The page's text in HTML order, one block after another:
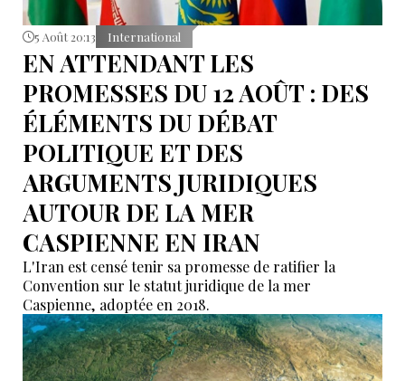
5 Août 20:13 International
EN ATTENDANT LES
PROMESSES DU 12 AOÛT : DES
ÉLÉMENTS DU DÉBAT
POLITIQUE ET DES
ARGUMENTS JURIDIQUES
AUTOUR DE LA MER
CASPIENNE EN IRAN
L'Iran est censé tenir sa promesse de ratifier la
Convention sur le statut juridique de la mer
Caspienne, adoptée en 2018.